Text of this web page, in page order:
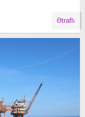
Ətraflı